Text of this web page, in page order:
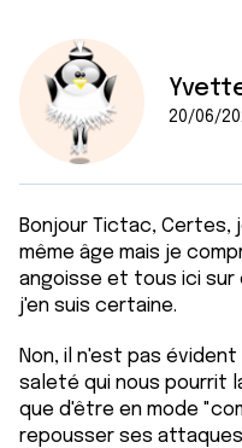
20/06/
Bonjour Tictac, Certes,
même âge mais je
angoisse et tous ici sur
j'en suis certaine.
Non, il n'est pas
saleté qui nous pourrit
que d'être en mode
repousser ses